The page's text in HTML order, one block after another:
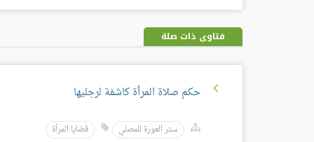
فتاوى ذات صلة
حكم صلاة المرأة كاشفة لرجليها
ستر العورة للمصلي قضايا المرأة